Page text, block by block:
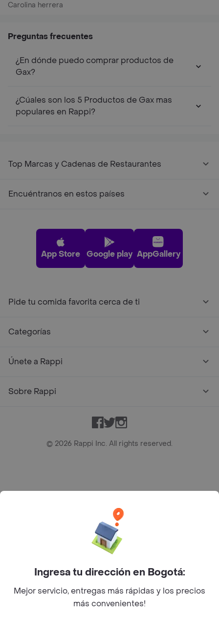
Carolina herrera
Preguntas frecuentes
¿En dónde puedo comprar productos de
Gax?
¿Cúales son los 5 Productos de Gax mas
populares en Rappi?
Top Marcas y Cadenas de Restaurantes
Encuéntranos en estos países
App Store Google play AppGallery
Pide tu comida favorita cerca de ti
Categorías
Únete a Rappi
Sobre Rappi
Facebook
TwitterInstagram
© 2026 Rappi Inc. All rights reserved.
Bogotá D.C. --- notificacionesrappi@rappi.com
Ingresa tu dirección en Bogotá:
Mejor servicio, entregas más rápidas y los precios
más convenientes!